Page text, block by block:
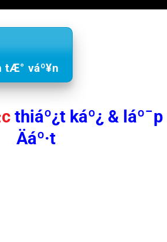
tÆ° váº¥n
thiáº¿t káº¿ & láº¯p
Äáº·t